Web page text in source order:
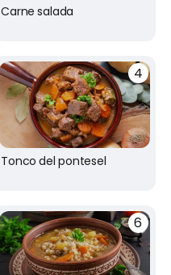
Carne salada
Tonco del pontesel